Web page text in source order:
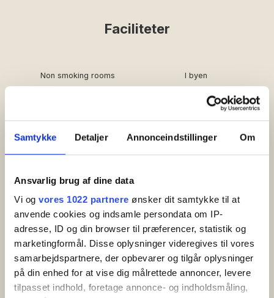
Samtykke Detaljer Annonceindstillinger Om
Ansvarlig brug af dine data
Vi og vores 1022 partnere ønsker dit samtykke til at
anvende cookies og indsamle persondata om IP-
adresse, ID og din browser til præferencer, statistik og
marketingformål. Disse oplysninger videregives til vores
samarbejdspartnere, der opbevarer og tilgår oplysninger
på din enhed for at vise dig målrettede annoncer, levere
tilpasset indhold, foretage annonce- og indholdsmåling,
Faciliteter
Non smoking rooms I byen
Kontaktoplysninger
info@teambornholm.dk